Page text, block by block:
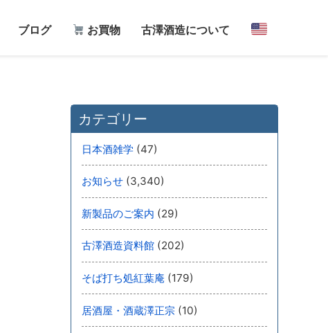
ブログ お買物 古澤酒造について
カテゴリー
日本酒雑学 (47)
お知らせ (3,340)
新製品のご案内 (29)
古澤酒造資料館 (202)
そば打ち処紅葉庵 (179)
居酒屋・酒蔵澤正宗 (10)